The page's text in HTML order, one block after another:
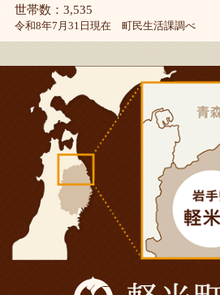
世帯数：3,535
令和8年7月31日現在 町民生活課調べ